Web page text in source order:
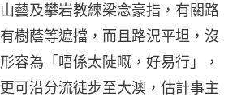
藝及攀岩教練梁念豪指，有關路
樹蔭等遮擋，而且路況平坦，沒
容為「唔係太陡嘅，好易行」，
可沿分流徒步至大澳，估計事主